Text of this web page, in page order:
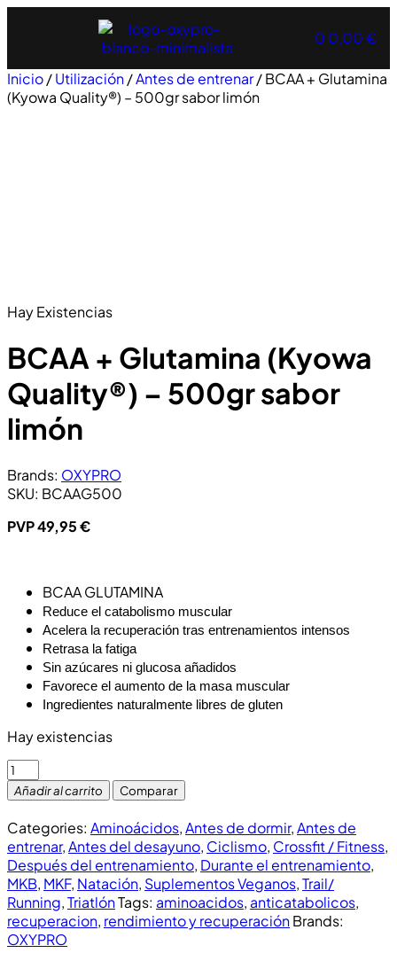
0 0,00€
Inicio/Utilización/Antes de entrenar/ BCAA + Glutamina
(Kyowa Quality®) – 500gr sabor limón
Hay Existencias
BCAA + Glutamina (Kyowa
Quality®) – 500gr sabor
limón
Brands: OXYPRO
SKU: BCAAG500
PVP49,95€
BCAA GLUTAMINA
Reduce el catabolismo muscular
Acelera la recuperación tras entrenamientos intensos
Retrasa la fatiga
Sin azúcares ni glucosa añadidos
Favorece el aumento de la masa muscular
Ingredientes naturalmente libres de gluten
Hay existencias
Añadir al carrito Comparar
Categories: Aminoácidos,Antes de dormir,Antes de
entrenar,Antes del desayuno, Ciclismo, Crossfit / Fitness,
Después del entrenamiento, Durante el entrenamiento,
MKB, MKF, Natación, Suplementos Veganos,Trail/
Running,TriatlónTags: aminoacidos, anticatabolicos,
recuperacion, rendimiento y recuperaciónBrands:
OXYPRO